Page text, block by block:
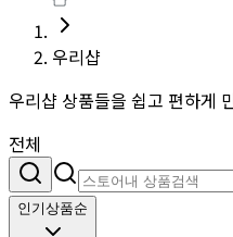
우리샵
우리샵 상품들을 쉽고 편하게
전체
인기상품순